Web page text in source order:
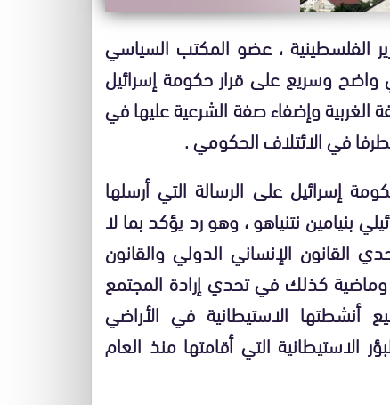
الفلسطينية ، عضو المكتب السياسي
واضح وسريع على قرار حكومة إسرائيل
وإضفاء صفة الشرعية عليها في
في الائتلاف الحكومي .
إسرائيل على الرسالة التي أرسلها
بنيامين نتنياهو ، وهو رد يؤكد بما لا
الإنساني الدولي والقانون
وماضية كذلك في تحدي إرادة المجتمع
الاستيطانية في الأراضي
1967 وتفكيك جميع البؤر الاستيطانية التي أقامتها منذ العام